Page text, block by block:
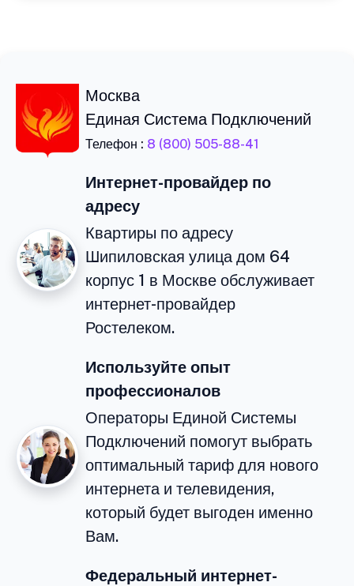
Москва
Единая Система Подключений
Телефон : 8 (800) 505-88-41
Интернет-провайдер по
адресу
Квартиры по адресу
Шипиловская улица дом 64
корпус 1 в Москве обслуживает
интернет-провайдер
Ростелеком.
Используйте опыт
профессионалов
Операторы Единой Системы
Подключений помогут выбрать
оптимальный тариф для нового
интернета и телевидения,
который будет выгоден именно
Вам.
Федеральный интернет-